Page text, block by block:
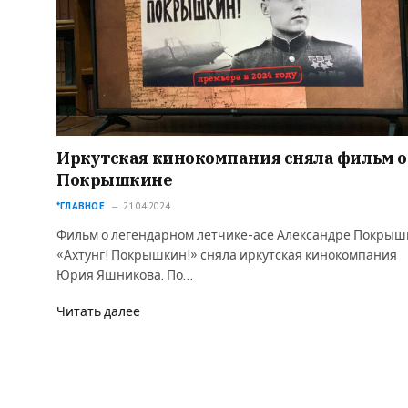
Иркутская кинокомпания сняла фильм о
Покрышкине
*ГЛАВНОЕ 21.04.2024
Фильм о легендарном летчике-асе Александре
«Ахтунг! Покрышкин!» сняла иркутская кинокомпания
Юрия Яшникова. По…
Читать далее